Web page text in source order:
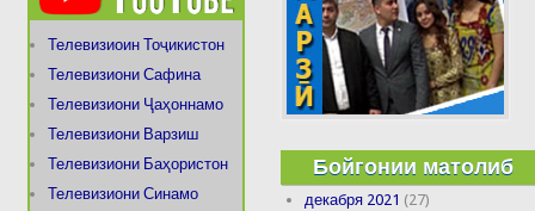
Телевизиоин Тоҷикистон
Телевизиони Сафина
Телевизиони Ҷаҳоннамо
Телевизиони Варзиш
Телевизиони Баҳористон
Телевизиони Синамо
Бойгонии матолиб
декабря 2021 (27)